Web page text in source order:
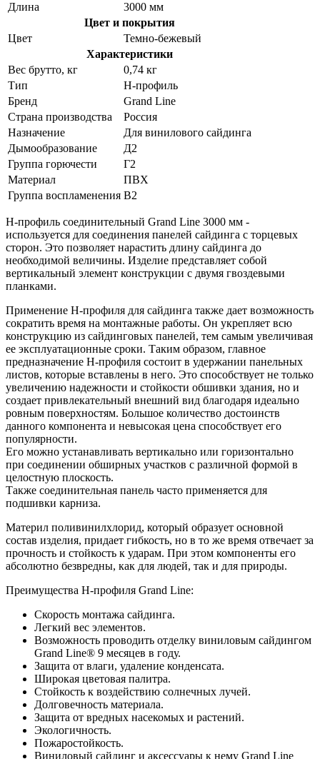
Длина
3000 мм
Цвет и покрытия
Цвет
Темно-бежевый
Характеристики
Вес брутто, кг
0,74 кг
Тип
H-профиль
Бренд
Grand Line
Страна производства
Россия
Назначение
Для винилового сайдинга
Дымообразование
Д2
Группа горючести
Г2
Материал
ПВХ
Группа воспламенения В2
H-профиль соединительный Grand Line 3000 мм -
используется для соединения панелей сайдинга с торцевых
сторон. Это позволяет нарастить длину сайдинга до
необходимой величины. Изделие представляет собой
вертикальный элемент конструкции с двумя гвоздевыми
планками.
Применение H-профиля для сайдинга также дает возможность
сократить время на монтажные работы. Он укрепляет всю
конструкцию из сайдинговых панелей, тем самым увеличивая
ее эксплуатационные сроки. Таким образом, главное
предназначение H-профиля состоит в удержании панельных
листов, которые вставлены в него. Это способствует не только
увеличению надежности и стойкости обшивки здания, но и
создает привлекательный внешний вид благодаря идеально
ровным поверхностям. Большое количество достоинств
данного компонента и невысокая цена способствует его
популярности.
Его можно устанавливать вертикально или горизонтально
при соединении обширных участков с различной формой в
целостную плоскость.
Также соединительная панель часто применяется для
подшивки карниза.
Материл поливинилхлорид, который образует основной
состав изделия, придает гибкость, но в то же время отвечает за
прочность и стойкость к ударам. При этом компоненты его
абсолютно безвредны, как для людей, так и для природы.
Преимущества H-профиля Grand Line:
Скорость монтажа сайдинга.
Легкий вес элементов.
Возможность проводить отделку виниловым сайдингом
Grand Line® 9 месяцев в году.
Защита от влаги, удаление конденсата.
Широкая цветовая палитра.
Стойкость к воздействию солнечных лучей.
Долговечность материала.
Защита от вредных насекомых и растений.
Экологичность.
Пожаростойкость.
Виниловый сайдинг и аксессуары к нему Grand Line